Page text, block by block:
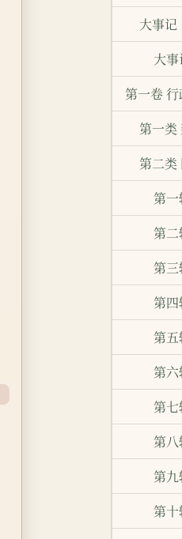
大事记
大
第一卷
第一类
第二类
第
第
第
第
第五
第六
第七
第八
第九
第十